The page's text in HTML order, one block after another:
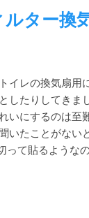
です。 タフス
みたいと思い
は良くなるは
果を期待しま
増えたかもしれ
タつき軽減には
ティドームを
ター換
イレの換気扇
したりしてき
いにするのは
いたことがな
って貼るような
合わせて 定規で